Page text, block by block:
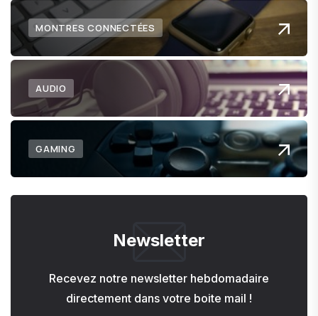
MONTRES CONNECTÉES
AUDIO
GAMING
Newsletter
Recevez notre newsletter hebdomadaire
directement dans votre boite mail !